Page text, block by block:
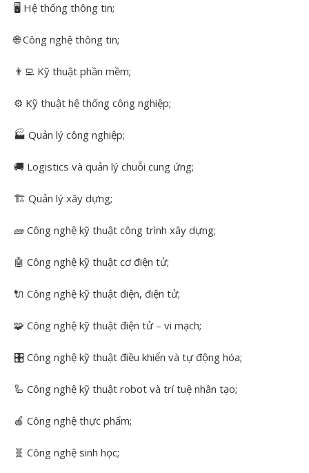
🖥️ Hệ thống thông tin;
🌐Công nghệ thông tin;
👨‍💻 Kỹ thuật phần mềm;
⚙️ Kỹ thuật hệ thống công nghiệp;
🏭 Quản lý công nghiệp;
🚚 Logistics và quản lý chuỗi cung ứng;
🏗️ Quản lý xây dựng;
🧱 Công nghệ kỹ thuật công trình xây dựng;
🤖 Công nghệ kỹ thuật cơ điện tử;
🔌 Công nghệ kỹ thuật điện, điện tử;
🧩 Công nghệ kỹ thuật điện tử – vi mạch;
🎛️ Công nghệ kỹ thuật điều khiển và tự động hóa;
🦾 Công nghệ kỹ thuật robot và trí tuệ nhân tạo;
🍎 Công nghệ thực phẩm;
🧬 Công nghệ sinh học;